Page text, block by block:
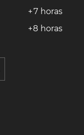
+7 horas
+8 horas